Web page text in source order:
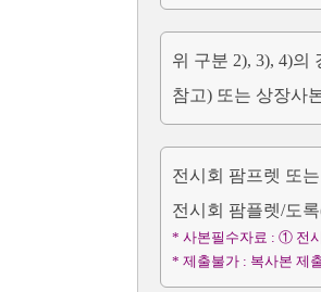
위 구분 2), 3), 4)
참고) 또는 상장사
전시회 팜프렛 또
전시회 팜플렛/도
* 사본필수자료 : ① 전
* 제출불가 : 복사본 제